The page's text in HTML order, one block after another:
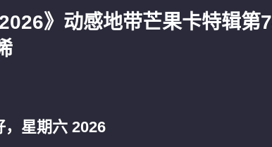
》动感地带芒果卡特辑第
，星期六 2026